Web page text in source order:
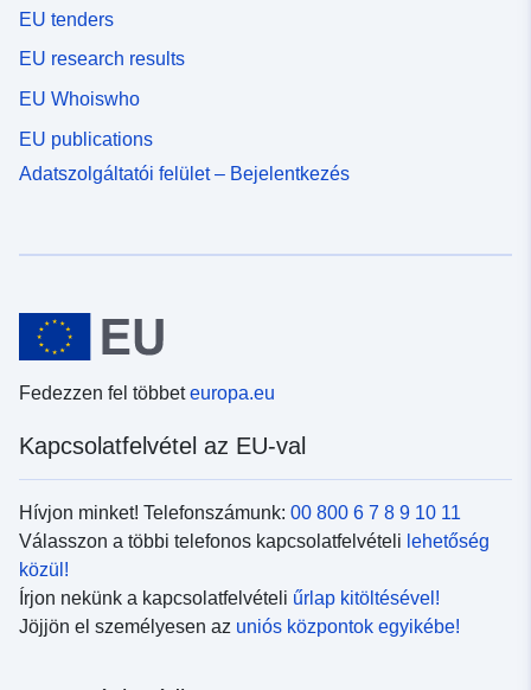
EU tenders
EU research results
EU Whoiswho
EU publications
Adatszolgáltatói felület – Bejelentkezés
Fedezzen fel többeteuropa.eu
Kapcsolatfelvétel az EU-val
Hívjon minket! Telefonszámunk: 00 800 6 7 8 9 10 11
Válasszon a többi telefonos kapcsolatfelvételi lehetőség
közül!
Írjon nekünk a kapcsolatfelvételi űrlap kitöltésével!
Jöjjön el személyesen az uniós központok egyikébe!